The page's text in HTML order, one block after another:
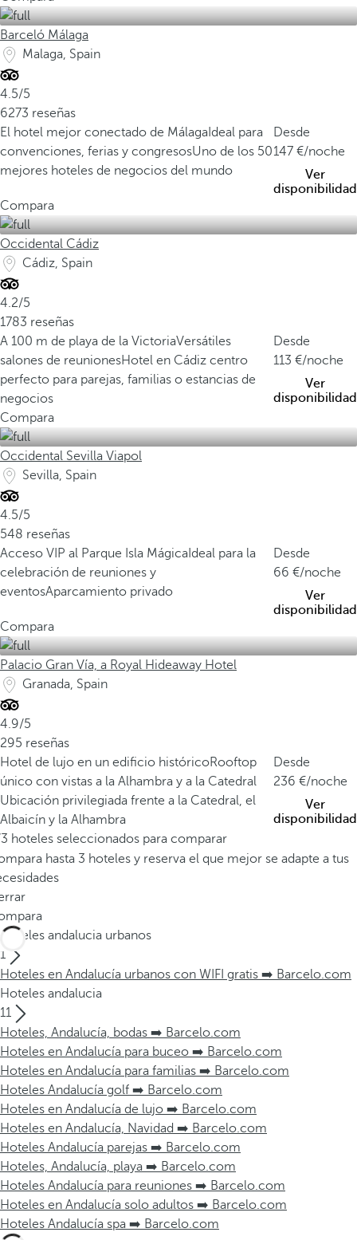
Barceló Málaga
Malaga, Spain
4.5/5
6273 reseñas
El hotel mejor conectado de Málaga Ideal para
convenciones, ferias y congresosUno de los 50
mejores hoteles de negocios del mundo
Desde
147
/noche
Ver
disponibilidad
Compara
Occidental Cádiz
Cádiz, Spain
4.2/5
1783 reseñas
A 100 m de playa de la VictoriaVersátiles
salones de reunionesHotel en Cádiz centro
perfecto para parejas, familias o estancias de
negocios
Desde
113
/noche
Ver
disponibilidad
Compara
Occidental Sevilla Viapol
Sevilla, Spain
4.5/5
548 reseñas
Acceso VIP al Parque Isla Mágica Ideal para la
celebración de reuniones y
eventosAparcamiento privado
Desde
66
/noche
Ver
disponibilidad
Compara
Palacio Gran Vía, a Royal Hideaway Hotel
Granada, Spain
4.9/5
295 reseñas
Hotel de lujo en un edificio históricoRooftop
único con vistas a la Alhambra y a la Catedral
Ubicación privilegiada frente a la Catedral, el
Albaicín y la Alhambra
Desde
236
/noche
Ver
disponibilidad
hoteles seleccionados para comparar
hasta 3 hoteles y reserva el que mejor se adapte a tus
Hoteles andalucia urbanos
1
Hoteles en Andalucía urbanos con WIFI gratis ➡️ Barcelo.com
Hoteles andalucia
11
Hoteles, Andalucía, bodas ➡️ Barcelo.com
Hoteles en Andalucía para buceo ➡️ Barcelo.com
Hoteles en Andalucía para familias ➡️ Barcelo.com
Hoteles Andalucía golf ➡️ Barcelo.com
Hoteles en Andalucía de lujo ➡️ Barcelo.com
Hoteles en Andalucía, Navidad ➡️ Barcelo.com
Hoteles Andalucía parejas ➡️ Barcelo.com
Hoteles, Andalucía, playa ➡️ Barcelo.com
Hoteles Andalucía para reuniones ➡️ Barcelo.com
Hoteles en Andalucía solo adultos ➡️ Barcelo.com
Hoteles Andalucía spa ➡️ Barcelo.com